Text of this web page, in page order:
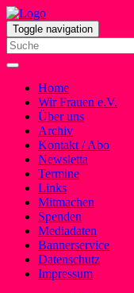
Toggle navigation
Home
Wir Frauen e.V.
Über uns
Archiv
Kontakt / Abo
Newsletta
Termine
Links
Mitmachen
Spenden
Mediadaten
Bannerservice
Datenschutz
Impressum